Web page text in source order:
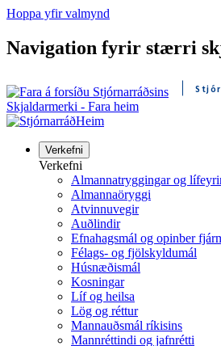
Hoppa yfir valmynd
Navigation fyrir stærri
Skjaldarmerki - Fara heim
Heim
Verkefni
Verkefni
Almannatryggingar og
Almannaöryggi
Atvinnuvegir
Auðlindir
Efnahagsmál og opinber
Félags- og fjölskyldumál
Húsnæðismál
Kosningar
Líf og heilsa
Lög og réttur
Mannauðsmál ríkisins
Mannréttindi og jafnrétti